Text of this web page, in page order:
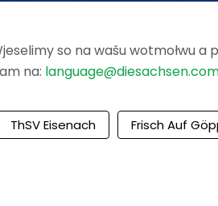
so na wašu wotmołwu a
na:
ThSV Eisenach Frisch Auf